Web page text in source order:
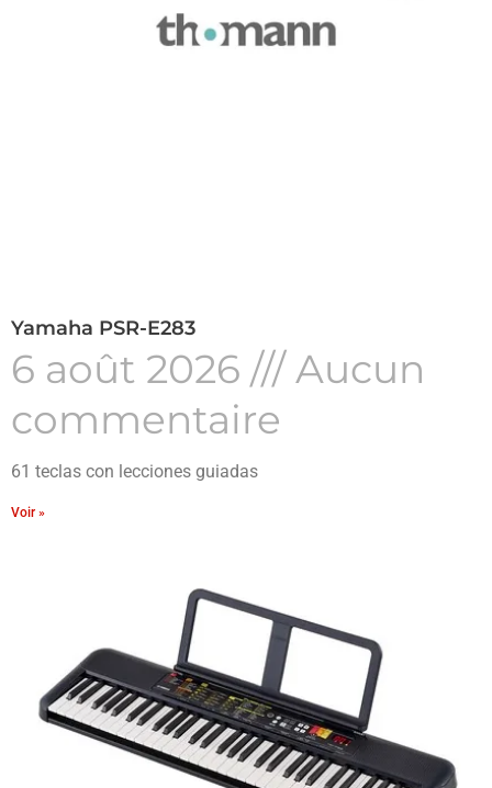
Yamaha PSR-E283
6 août 2026
Aucun
commentaire
61 teclas con lecciones guiadas
Voir »